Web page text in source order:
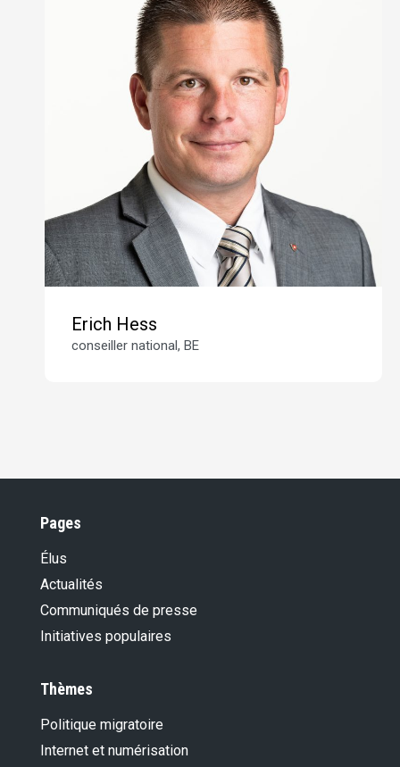
Erich Hess
conseiller national, BE
Pages
Élus
Actualités
Communiqués de presse
Initiatives populaires
Thèmes
Politique migratoire
Internet et numérisation